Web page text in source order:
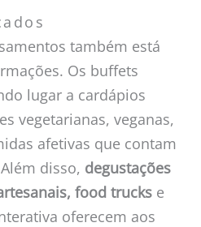
também está
Os buffets
lugar a cardápios
vegetarianas, veganas,
afetivas que contam
disso, degustações
food trucks e
oferecem aos